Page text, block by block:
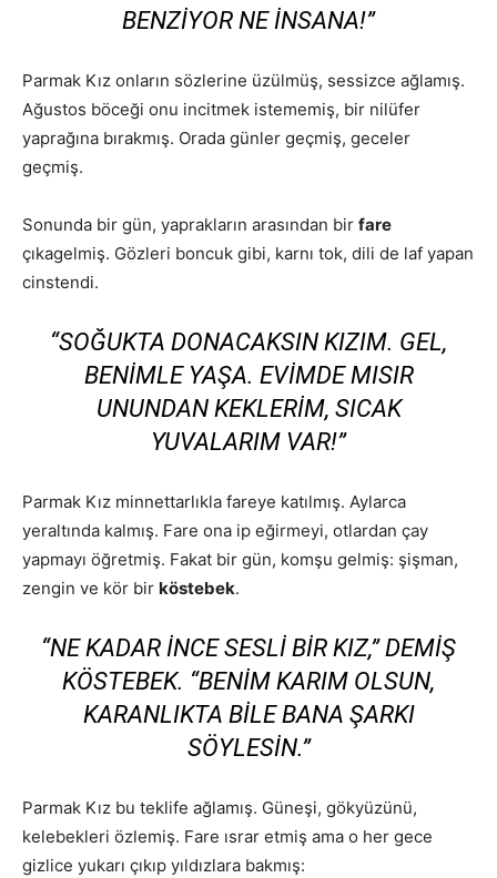
BENZIYOR NE INSANA!”
Parmak Kız onların sözlerine üzülmüş, sessizce ağlamış.
Ağustos böceği onu incitmek istememiş, bir nilüfer
yaprağına bırakmış. Orada günler geçmiş, geceler
geçmiş.
Sonunda bir gün, yaprakların arasından bir fare
çıkagelmiş. Gözleri boncuk gibi, karnı tok, dili de laf yapan
cinstendi.
“SOĞUKTA DONACAKSIN KIZIM. GEL,
BENIMLE YAŞA. EVIMDE MISIR
UNUNDAN KEKLERIM, SICAK
YUVALARIM VAR!”
Parmak Kız minnettarlıkla fareye katılmış. Aylarca
yeraltında kalmış. Fare ona ip eğirmeyi, otlardan çay
yapmayı öğretmiş. Fakat bir gün, komşu gelmiş: şişman,
zengin ve kör bir köstebek.
“NE KADAR INCE SESLI BIR KIZ,” DEMIŞ
KÖSTEBEK. “BENIM KARIM OLSUN,
KARANLIKTA BILE BANA ŞARKI
SÖYLESIN.”
Parmak Kız bu teklife ağlamış. Güneşi, gökyüzünü,
kelebekleri özlemiş. Fare ısrar etmiş ama o her gece
gizlice yukarı çıkıp yıldızlara bakmış: